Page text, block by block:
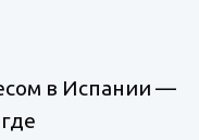
в Испании —